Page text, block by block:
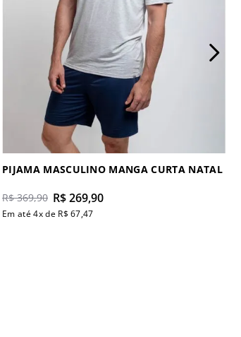
PIJAMA MASCULINO MANGA CURTA NATAL
R$ 369,90 R$269,90
Em até4x de R$ 67,47